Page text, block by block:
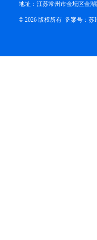
地址：江苏常州市金坛区金湖
© 2026 版权所有 备案号： 苏